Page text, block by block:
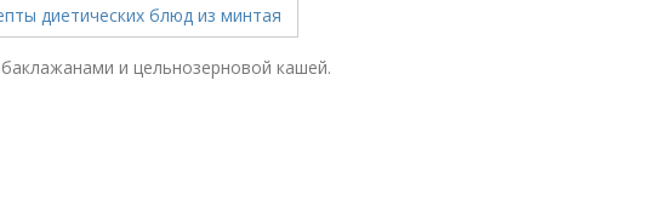
и цельнозерновой кашей.